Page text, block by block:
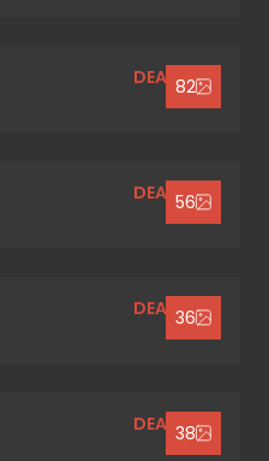
82
DEAUVILLE
56
DEAUVILLE
36
DEAUVILLE
38
DEAUVILLE